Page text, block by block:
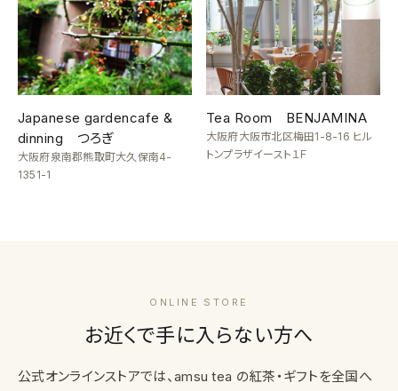
Japanese gardencafe &
dinning つろぎ
大阪府泉南郡熊取町大久保南4-
1351-1
Tea Room BENJAMINA
大阪府大阪市北区梅田1-8-16 ヒル
トンプラザイースト１Ｆ
ONLINE STORE
お近くで手に入らない方へ
公式オンラインストアでは、amsu tea の紅茶・ギフトを全国へ